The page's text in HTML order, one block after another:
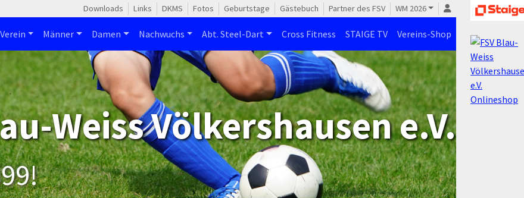
Downloads Links DKMS Fotos Geburtstage Gästebuch Partner des FSV WM 2026
Verein Männer Damen Nachwuchs Abt. Steel-Dart Cross Fitness STAIGE TV Vereins-Shop
Weiss Völkershausen e.V.